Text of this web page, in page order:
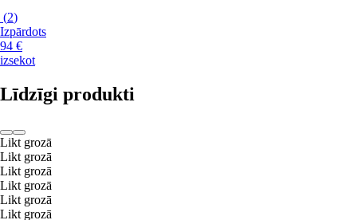
(2)
Izpārdots
94 €
izsekot
Līdzīgi produkti
Likt grozā
Likt grozā
Likt grozā
Likt grozā
Likt grozā
Likt grozā